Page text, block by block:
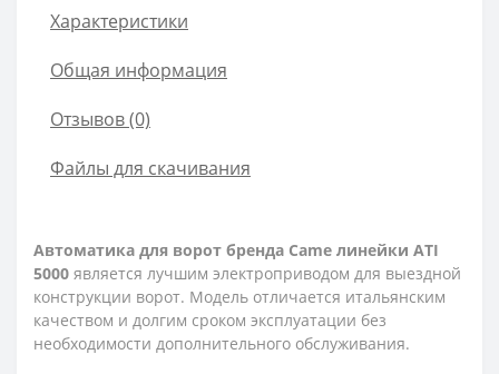
Характеристики
Общая информация
Отзывов (0)
Файлы для скачивания
Автоматика для ворот бренда Came линейки ATI
5000 является лучшим электроприводом для выездной
конструкции ворот. Модель отличается итальянским
качеством и долгим сроком эксплуатации без
необходимости дополнительного обслуживания.